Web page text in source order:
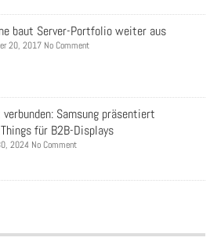
baut Server-Portfolio weiter aus
20, 2017 No Comment
Samsung präsentiert
für B2B-Displays
2024 No Comment